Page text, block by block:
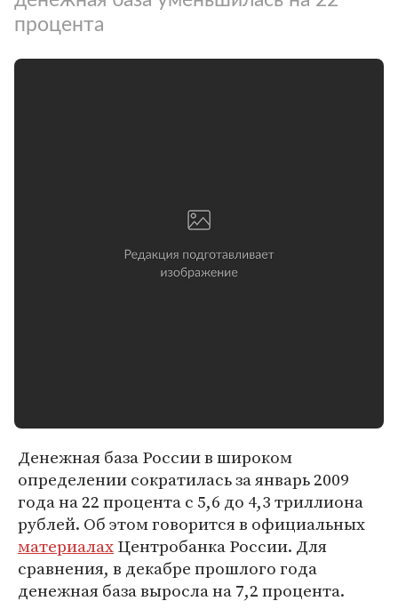
процента
Денежная база России в широком
определении сократилась за январь 2009
года на 22 процента с 5,6 до 4,3 триллиона
рублей. Об этом говорится в официальных
материалахЦентробанка России. Для
сравнения, в декабре прошлого года
денежная база выросла на 7,2 процента.